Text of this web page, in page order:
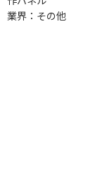
業界：その他